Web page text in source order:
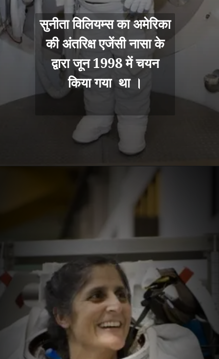
सुनीता विलियम्स का अमेरिका
की अंतरिक्ष एजेंसी नासा के
द्वारा जून 1998 में चयन
किया गया था ।